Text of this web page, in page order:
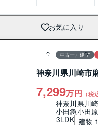
お気に入り
中古一戸建て
神奈川県川崎市
7,299万円 （税
神奈川県川
小田急小田
3LDK 建物